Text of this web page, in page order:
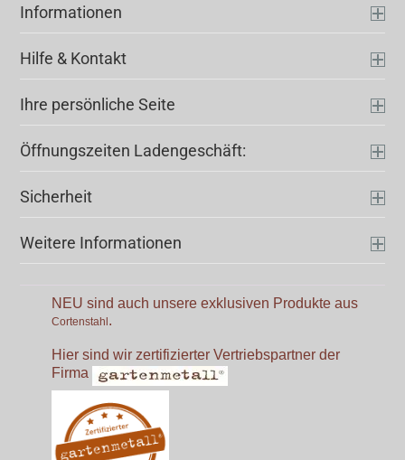
Informationen
Hilfe & Kontakt
Ihre persönliche Seite
Öffnungszeiten Ladengeschäft:
Sicherheit
Weitere Informationen
NEU sind auch unsere exklusiven Produkte aus
Cortenstahl.
Hier sind wir zertifizierter Vertriebspartner der
Firma